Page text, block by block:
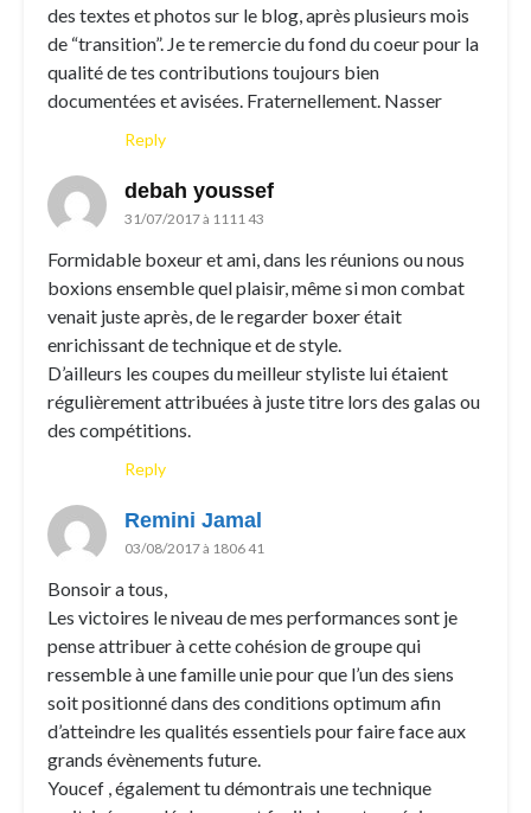
des textes et photos sur le blog, après plusieurs mois
de “transition”. Je te remercie du fond du coeur pour la
qualité de tes contributions toujours bien
documentées et avisées. Fraternellement. Nasser
Reply
debah youssef
31/07/2017 à 1111 43
Formidable boxeur et ami, dans les réunions ou nous
boxions ensemble quel plaisir, même si mon combat
venait juste après, de le regarder boxer était
enrichissant de technique et de style.
D’ailleurs les coupes du meilleur styliste lui étaient
régulièrement attribuées à juste titre lors des galas ou
des compétitions.
Reply
Remini Jamal
03/08/2017 à 1806 41
Bonsoir a tous,
Les victoires le niveau de mes performances sont je
pense attribuer à cette cohésion de groupe qui
ressemble à une famille unie pour que l’un des siens
soit positionné dans des conditions optimum afin
d’atteindre les qualités essentiels pour faire face aux
grands évènements future.
Youcef , également tu démontrais une technique